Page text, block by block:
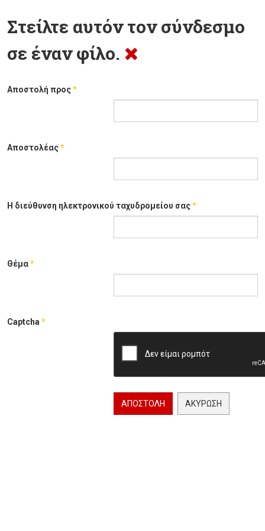
Στείλτε αυτόν τον σύνδεσμο
σε έναν φίλο.
Αποστολή προς*
Αποστολέας*
Η διεύθυνση ηλεκτρονικού ταχυδρομείου σας*
Θέμα*
Captcha *
ΑΠΟΣΤΟΛΉ ΑΚΎΡΩΣΗ